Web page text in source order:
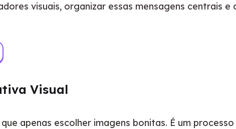
visuais, organizar essas mensagens centrais
Visual
apenas escolher imagens bonitas. É um